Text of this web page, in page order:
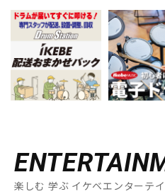
楽しむ 学ぶ イケベエンターテ